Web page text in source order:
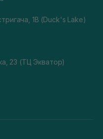
1В (Duck's Lake)
23 (ТЦ Экватор)